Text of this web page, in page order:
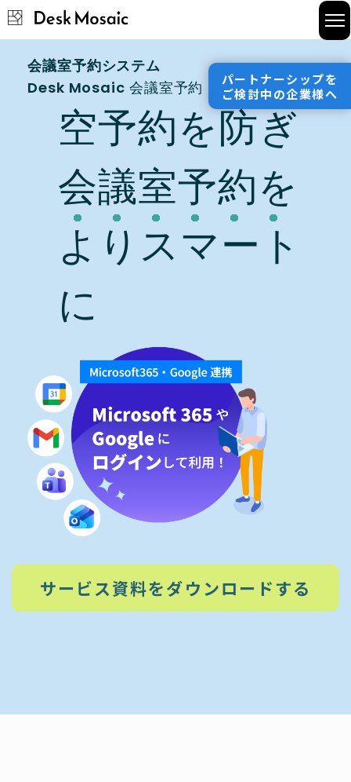
メリット
サービス資料＆お役立ち資料
パートナーシップを
ご検討中の企業様へ
会議室予約システム
Desk Mosaic 会議室予約
空予約を防ぎ
会議室予約を
よりスマート
に
サービス資料をダウンロードする